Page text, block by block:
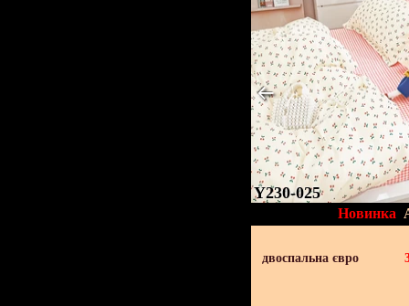
Y230-025
Новинка
двоспальна євро